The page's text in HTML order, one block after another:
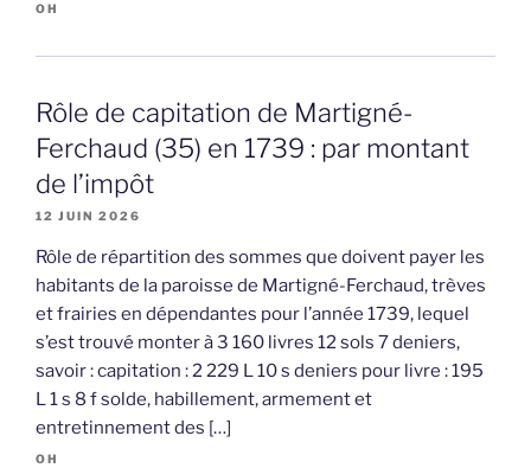
OH
Rôle de capitation de Martigné-
Ferchaud (35) en 1739 : par montant
de l’impôt
12 JUIN 2026
Rôle de répartition des sommes que doivent payer les
habitants de la paroisse de Martigné-Ferchaud, trèves
et frairies en dépendantes pour l’année 1739, lequel
s’est trouvé monter à 3 160 livres 12 sols 7 deniers,
savoir : capitation : 2 229 L 10 s deniers pour livre : 195
L 1 s 8 f solde, habillement, armement et
entretinnement des […]
OH